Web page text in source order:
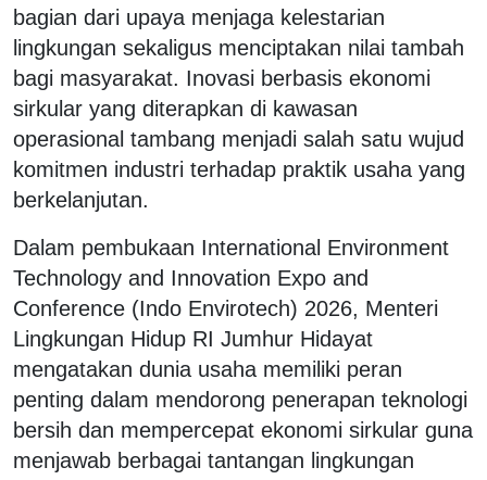
bagian dari upaya menjaga kelestarian
lingkungan sekaligus menciptakan nilai tambah
bagi masyarakat. Inovasi berbasis ekonomi
sirkular yang diterapkan di kawasan
operasional tambang menjadi salah satu wujud
komitmen industri terhadap praktik usaha yang
berkelanjutan.
Dalam pembukaan International Environment
Technology and Innovation Expo and
Conference (Indo Envirotech) 2026, Menteri
Lingkungan Hidup RI Jumhur Hidayat
mengatakan dunia usaha memiliki peran
penting dalam mendorong penerapan teknologi
bersih dan mempercepat ekonomi sirkular guna
menjawab berbagai tantangan lingkungan